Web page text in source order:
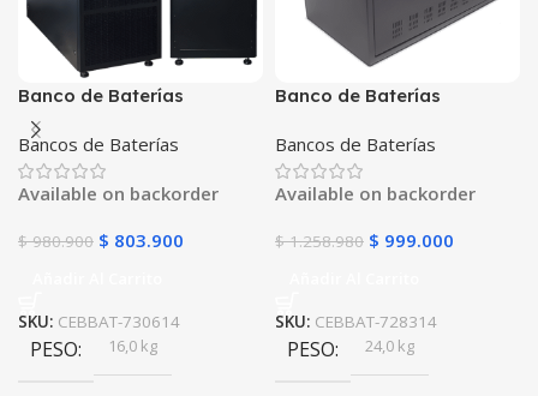
Banco de Baterías
POWEST 2KVA 14 Min para
UPS
Bancos de Baterías
Available on backorder
$980.900 $ 803.900
SKU: CEBBAT-730614
PESO 16,0 kg
Banco de Baterías
UPS
Bancos de Baterías
Available on backorder
$1.258.980 $ 999.000
SKU: CEBBAT-728314
PESO 24,0 kg